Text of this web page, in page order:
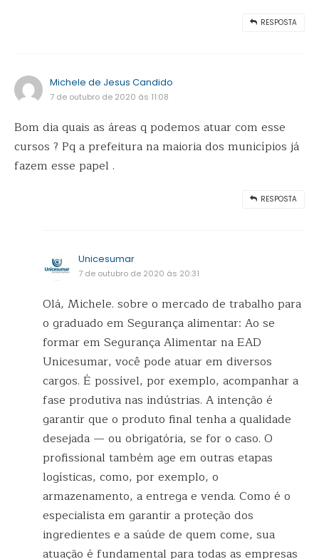
RESPOSTA
Michele de Jesus Candido
7 de outubro de 2020 ás 11:08
Bom dia quais as áreas q podemos atuar com esse
cursos ? Pq a prefeitura na maioria dos municípios já
fazem esse papel .
RESPOSTA
Unicesumar
7 de outubro de 2020 ás 20:31
Olá, Michele. sobre o mercado de trabalho para
o graduado em Segurança alimentar: Ao se
formar em Segurança Alimentar na EAD
Unicesumar, você pode atuar em diversos
cargos. É possível, por exemplo, acompanhar a
fase produtiva nas indústrias. A intenção é
garantir que o produto final tenha a qualidade
desejada — ou obrigatória, se for o caso. O
profissional também age em outras etapas
logísticas, como, por exemplo, o
armazenamento, a entrega e venda. Como é o
especialista em garantir a proteção dos
ingredientes e a saúde de quem come, sua
atuação é fundamental para todas as empresas